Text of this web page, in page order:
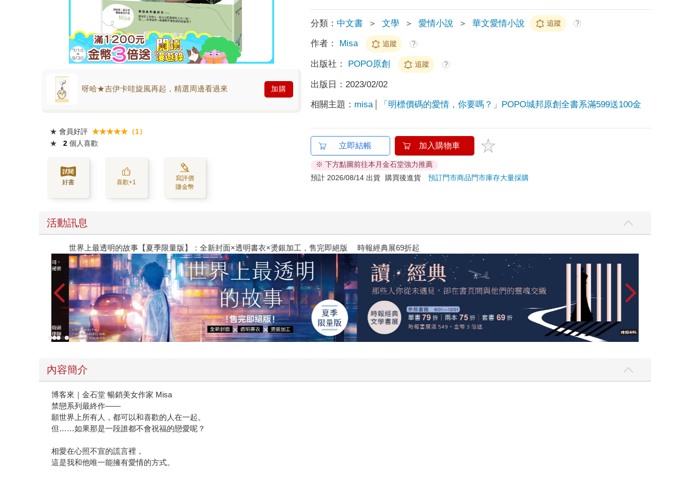
呀哈★吉伊卡哇旋風再起，精選周邊看過來 加購
★ 會員好評 ★★★★★（1）
★
2 個人喜歡
好書 喜歡+1
寫評價
賺金幣
分類： 中文書 ＞ 文學 ＞ 愛情小說 ＞ 華文愛情小說 追蹤 ?
作者： Misa 追蹤 ?
出版社： POPO原創 追蹤 ?
出版日： 2023/02/02
相關主題： misa 「明標價碼的愛情，你要嗎？」POPO城邦原創全書系滿599送100金
立即結帳 加入購物車
※ 下方點圖前往本月金石堂強力推薦
預計 2026/08/14 出貨
購買後進貨預訂門市商品門市庫存大量採購
活動訊息
世界上最透明的故事【夏季限量版】：全新封面×透明書衣×燙銀加工，售完即絕版 時報經典展69折起
內容簡介
博客來｜金石堂 暢銷美女作家 Misa
禁戀系列最終作――
願世界上所有人，都可以和喜歡的人在一起。
但……如果那是一段誰都不會祝福的戀愛呢？
相愛在心照不宣的謊言裡，
這是我和他唯一能擁有愛情的方式。